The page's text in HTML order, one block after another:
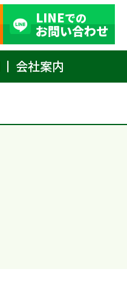
LINEでの
お問い合わせ
会社案内